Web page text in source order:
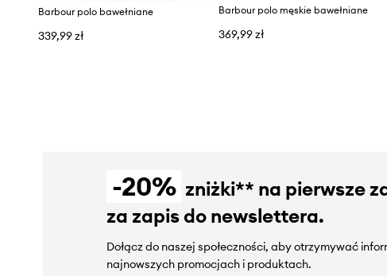
Barbour polo bawełniane
339,99 zł
Barbour polo męskie bawełniane
369,99 zł
-20% zniżki** na pierwsze
za zapis do newslettera.
Dołącz do naszej społeczności, aby otrzymywać
najnowszych promocjach i produktach.